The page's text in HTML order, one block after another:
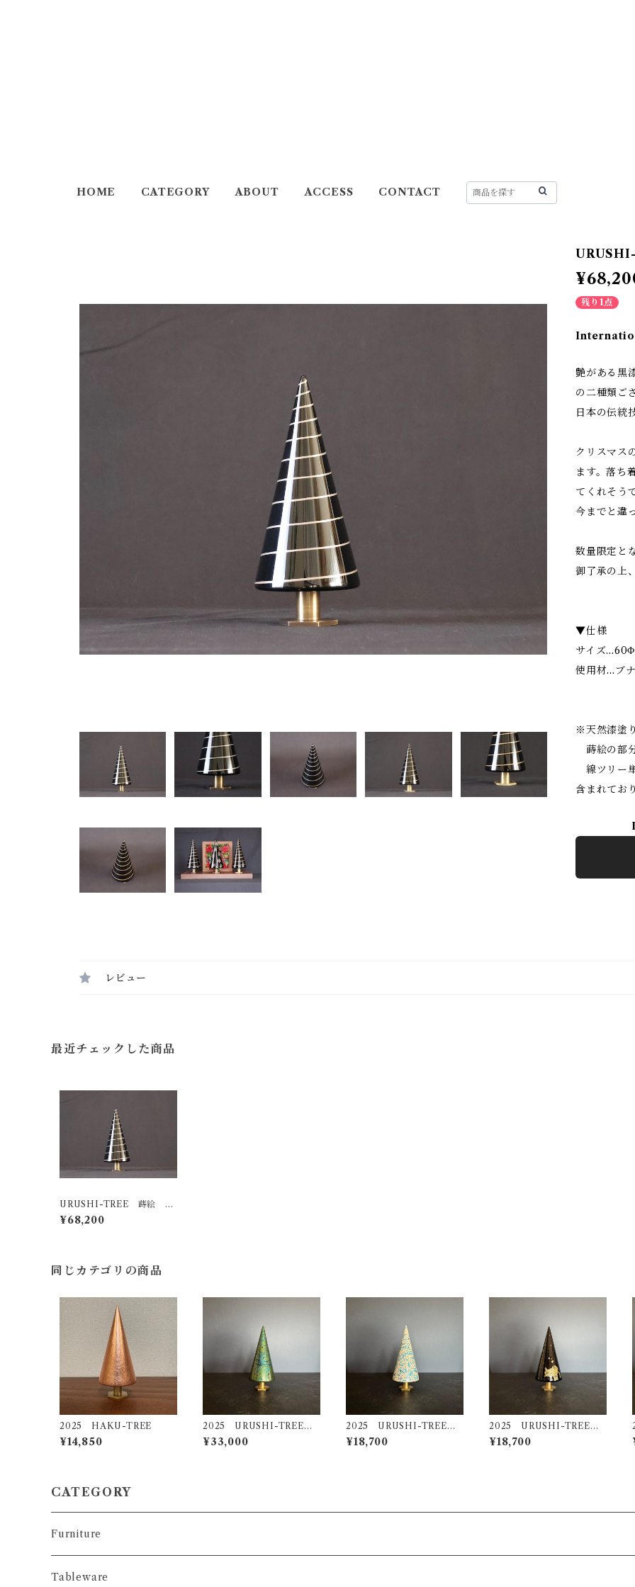
HOME CATEGORY ABOUT ACCESS CONTACT
残り1点
艶がある黒
の二種類ご
日本の伝統
クリスマス
ます。落ち
てくれそう
今までと違
数量限定と
御了承の上
▼仕様
サイズ
使用材...ブ
※天然漆塗
蒔絵の部
線ツリー
含まれてお
レビュー
最近チェックした商品
URUSHI-TREE 蒔絵 線
（SEN）
¥68,200
同じカテゴリの商品
2025 HAKU-TREE
¥14,850
2025 URUSHI-TREE
海松（ＭＩＲＵ）
¥33,000
2025 URUSHI-TREE
モミ（ＭＯＭＩ）
¥18,700
2025 URUSHI-TREE
金龍（ＫＩＮＲＹＵ）
¥18,700
CATEGORY
Furniture
コンソール
Tableware